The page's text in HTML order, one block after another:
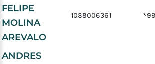
FELIPE
MOLINA
AREVALO
1088006361
ANDRES